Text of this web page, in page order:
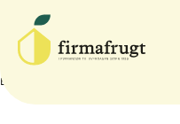
Pasta m/ grøn
edit
By